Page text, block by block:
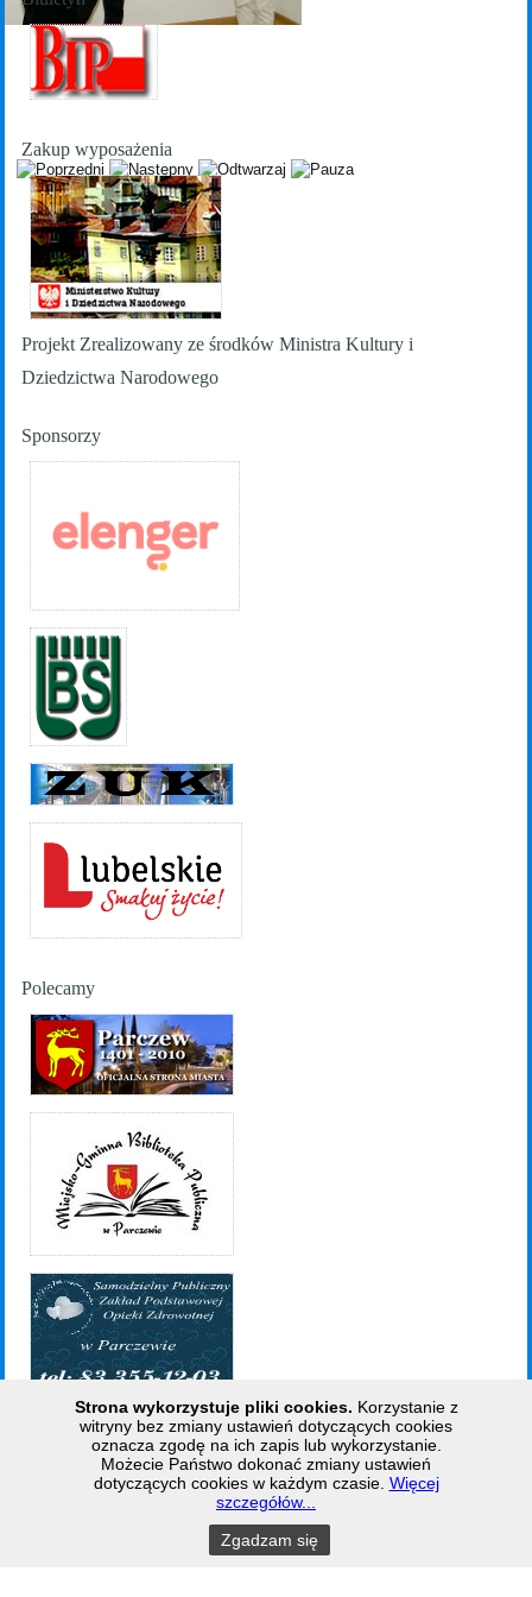
Wydarzenia 2013
Zakup wyposażenia
Projekt Zrealizowany ze środków Ministra Kultury i
Dziedzictwa Narodowego
Sponsorzy
Polecamy
Parczewski Dom Kultury 21-200 Parczew ul. Bema 5 tel: 833 551 245
Joomla templatecreated with Artisteer byMontZbi.
Strona wykorzystuje pliki cookies. Korzystanie z
witryny bez zmiany ustawień dotyczących cookies
oznacza zgodę na ich zapis lub wykorzystanie.
Możecie Państwo dokonać zmiany ustawień
dotyczących cookies w każdym czasie. Więcej
szczegółów...
Zgadzam się